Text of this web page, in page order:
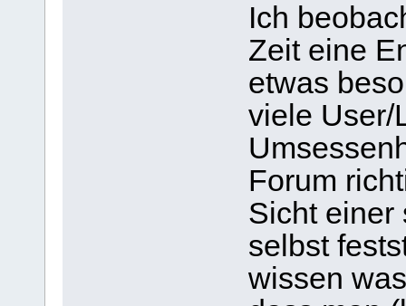
Ich
Zeit eine
etwas
viele User/
Forum
Sicht einer
selbst
wissen